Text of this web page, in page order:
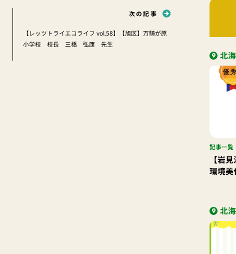
次の記事
【レッツトライエコライフ vol.58】【旭区】万騎が原
小学校 校長 三橋 弘康 先生
北
記事一覧
【岩
環境美
北